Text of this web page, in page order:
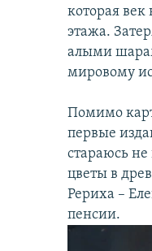
которая век
этажа.
алыми
мировому
Помимо
первые
стараюсь
цветы в
Рериха –
пенсии.